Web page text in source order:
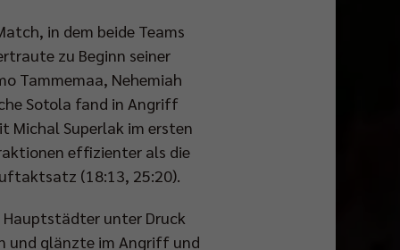
in dem beide Teams
zu Beginn seiner
Tammemaa, Nehemiah
Sotola fand in Angriff
Michal Superlak im ersten
effizienter als die
(18:13, 25:20).
Hauptstädter unter Druck
und glänzte im Angriff und